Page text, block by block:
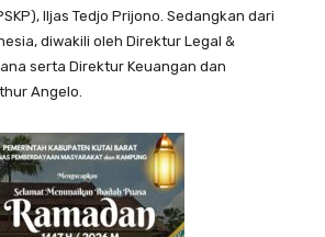
Iljas Tedjo Prijono. Sedangkan dari
diwakili oleh Direktur Legal &
serta Direktur Keuangan dan
Angelo.